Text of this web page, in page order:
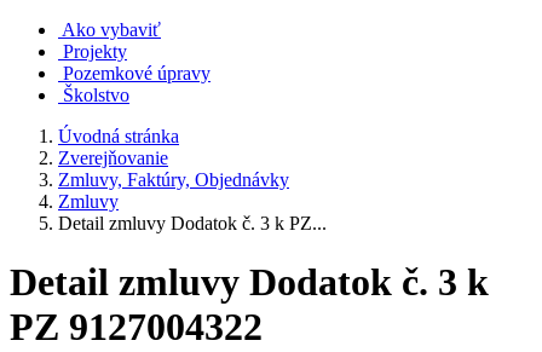
Ako vybaviť
Projekty
Pozemkové úpravy
Školstvo
Úvodná stránka
Zverejňovanie
Zmluvy, Faktúry, Objednávky
Zmluvy
Detail zmluvy Dodatok č. 3 k PZ...
Detail zmluvy Dodatok č. 3 k
PZ 9127004322